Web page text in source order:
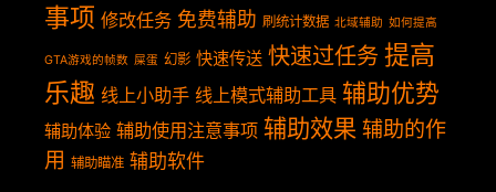
事项 修改任务 免费辅助 刷统计数据 北域辅助 如何提高
GTA游戏的帧数 屎蛋 幻影 快速传送 快速过任务 提高
乐趣 线上小助手 线上模式辅助工具 辅助优势
辅助体验 辅助使用注意事项 辅助效果 辅助的作
用 辅助瞄准 辅助软件